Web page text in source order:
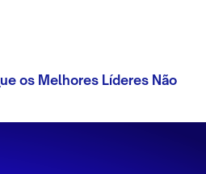
os Melhores Líderes Não